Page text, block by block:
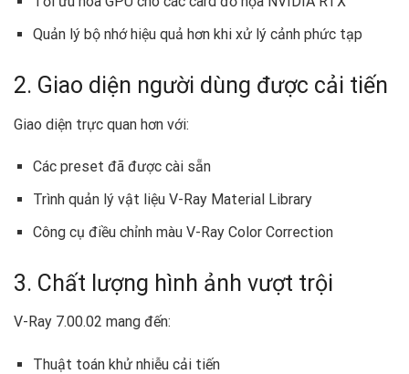
Quản lý bộ nhớ hiệu quả hơn khi xử lý cảnh phức tạp
2. Giao diện người dùng được cải tiến
Giao diện trực quan hơn với:
Các preset đã được cài sẵn
Trình quản lý vật liệu V-Ray Material Library
Công cụ điều chỉnh màu V-Ray Color Correction
3. Chất lượng hình ảnh vượt trội
V-Ray 7.00.02 mang đến:
Thuật toán khử nhiễu cải tiến